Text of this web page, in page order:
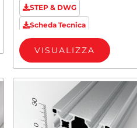
STEP & DWG
Scheda Tecnica
VISUALIZZA